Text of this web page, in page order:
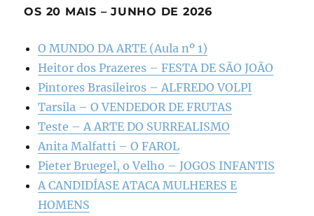
OS 20 MAIS – JUNHO DE 2026
O MUNDO DA ARTE (Aula nº 1)
Heitor dos Prazeres – FESTA DE SÃO JOÃO
Pintores Brasileiros – ALFREDO VOLPI
Tarsila – O VENDEDOR DE FRUTAS
Teste – A ARTE DO SURREALISMO
Anita Malfatti – O FAROL
Pieter Bruegel, o Velho – JOGOS INFANTIS
A CANDIDÍASE ATACA MULHERES E
HOMENS